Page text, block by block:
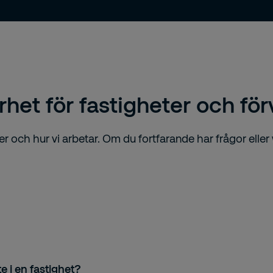
för fastigheter och
och hur vi arbetar. Om du fortfarande har frågor
i en fastighet?